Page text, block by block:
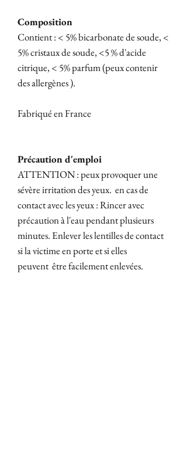
Composition
Contient : < 5% bicarbonate de soude, <
5% cristaux de soude, <5 % d'acide
citrique, < 5% parfum (peux contenir
des allergènes ).
Fabriqué en France
Précaution d'emploi
ATTENTION : peux provoquer une
sévère irritation des yeux. en cas de
contact avec les yeux : Rincer avec
précaution à l'eau pendant plusieurs
minutes. Enlever les lentilles de contact
si la victime en porte et si elles
peuvent être facilement enlevées.